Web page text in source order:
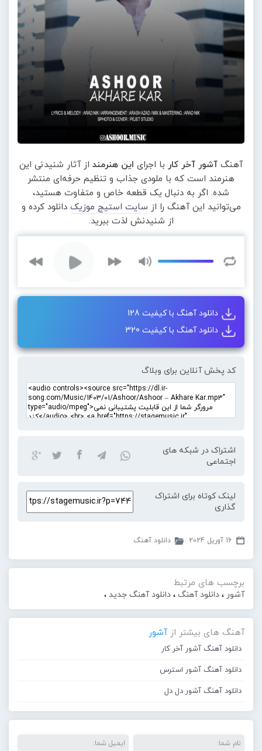
آهنگ آشور آخر کار با اجرای این هنرمند از آثار شنیدنی این
هنرمند است که با ملودی جذاب و تنظیم حرفه‌ای منتشر
شده. اگر به دنبال یک قطعه خاص و متفاوت هستید،
می‌توانید این آهنگ را از سایت استیج موزیک دانلود کرده و
از شنیدنش لذت ببرید.
دانلود آهنگ با کیفیت 128
دانلود آهنگ با کیفیت 320
کد پخش آنلاین برای وبلاگ
اشتراک در شبکه های
اجتماعی
لینک کوتاه برای اشتراک
گذاری
16 آوریل 2024 دانلود آهنگ
برچسب های مرتبط
آشور ، دانلود آهنگ ، دانلود آهنگ جدید ،
آهنگ های بیشتر ازآشور
دانلود آهنگ آشور آخر کار
دانلود آهنگ آشور استرس
دانلود آهنگ آشور دل دل